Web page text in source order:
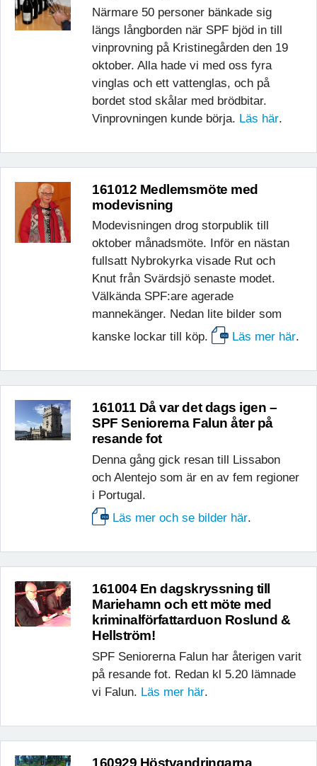
Närmare 50 personer bänkade sig
längs långborden när SPF bjöd in till
vinprovning på Kristinegården den 19
oktober. Alla hade vi med oss fyra
vinglas och ett vattenglas, och på
bordet stod skålar med brödbitar.
Vinprovningen kunde börja. Läs här.
161012 Medlemsmöte med
modevisning
Modevisningen drog storpublik till
oktober månadsmöte. Inför en nästan
fullsatt Nybrokyrka visade Rut och
Knut från Svärdsjö senaste modet.
Välkända SPF:are agerade
mannekänger. Nedan lite bilder som
kanske lockar till köp.
Läs mer här.
161011 Då var det dags igen –
SPF Seniorerna Falun åter på
resande fot
Denna gång gick resan till Lissabon
och Alentejo som är en av fem regioner
i Portugal.
Läs mer och se bilder här.
161004 En dagskryssning till
Mariehamn och ett möte med
kriminalförfattarduon Roslund &
Hellström!
SPF Seniorerna Falun har återigen varit
på resande fot. Redan kl 5.20 lämnade
vi Falun. Läs mer här.
160929 Höstvandringarna